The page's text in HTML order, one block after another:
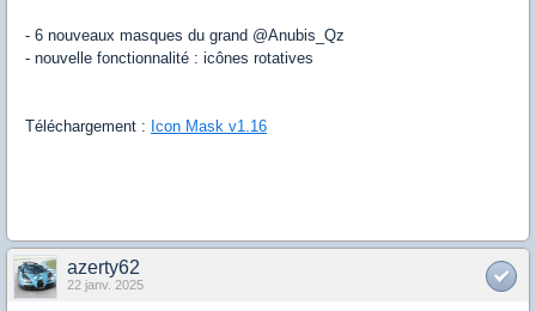
- 6 nouveaux masques du grand @Anubis_Qz
- nouvelle fonctionnalité : icônes rotatives
Téléchargement : Icon Mask v1.16
azerty62
22 janv. 2025